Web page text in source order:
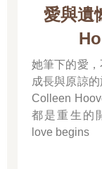
向上前行，他們在
們在天上導致了所
都很像人類，但一
們知道，他們的出
個人在對面站著」
他懇求他們，「不
吃飯。
接受亞伯拉罕邀請
愛與遺
她筆下的愛，
成長與原諒
Colleen
都是重生的
love begins